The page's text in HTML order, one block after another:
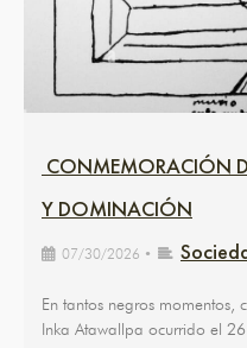
CONMEMORACIÓN
Y DOMINACIÓN
07/30/2026 •
En tantos negros momentos,
Inka Atawallpa ocurrido el